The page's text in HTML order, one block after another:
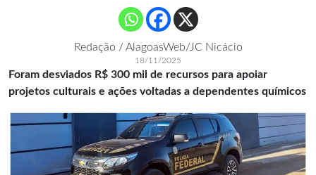
Redação / AlagoasWeb/JC Nicácio
18/11/2025
Foram desviados R$ 300 mil de recursos para apoiar
projetos culturais e ações voltadas a dependentes químicos